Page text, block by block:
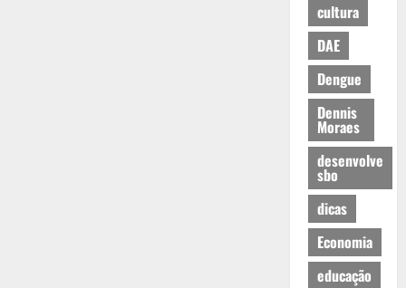
cultura
DAE
Dengue
Dennis
Moraes
desenvolve
sbo
dicas
Economia
educação